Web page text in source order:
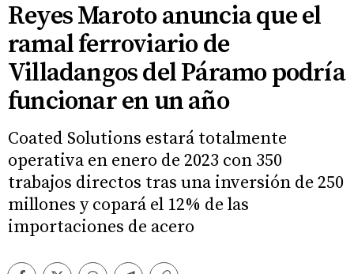
Reyes Maroto anuncia que el
ramal ferroviario de
Villadangos del Páramo podría
funcionar en un año
Coated Solutions estará totalmente
operativa en enero de 2023 con 350
trabajos directos tras una inversión de 250
millones y copará el 12% de las
importaciones de acero